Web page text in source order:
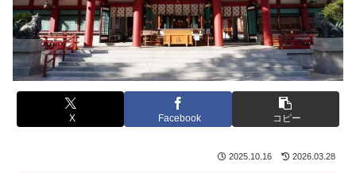
X Facebook コピー
2025.10.16 2026.03.28